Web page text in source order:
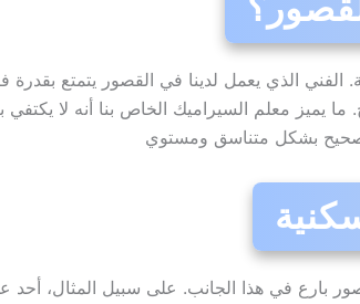
الفني الذي يعمل لدينا في القصور يتمتع بقدرة
يميز معلم السيراميك الخاص بنا أنه لا يكتفي
بشكل متناسق ومستوي
بارع في هذا الجانب. على سبيل المثال، أحد